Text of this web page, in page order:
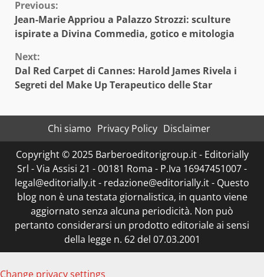
Continue
Reading
Previous:
Jean-Marie Appriou a Palazzo Strozzi: sculture
ispirate a Divina Commedia, gotico e mitologia
Next:
Dal Red Carpet di Cannes: Harold James Rivela i
Segreti del Make Up Terapeutico delle Star
Chi siamo Privacy Policy Disclaimer
Copyright © 2025 Barberoeditorigroup.it - Editorially
Srl - Via Assisi 21 - 00181 Roma - P.Iva 16947451007 -
legal@editorially.it - redazione@editorially.it - Questo
blog non è una testata giornalistica, in quanto viene
aggiornato senza alcuna periodicità. Non può
pertanto considerarsi un prodotto editoriale ai sensi
della legge n. 62 del 07.03.2001
Change privacy settings